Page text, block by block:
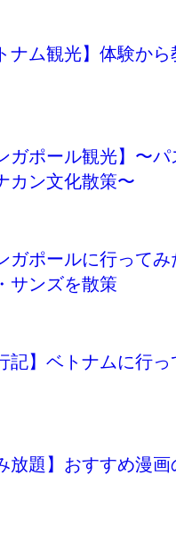
ナム観光】体験か
ガポール観光】〜
カン文化散策〜
ガポールに行って
サンズを散策
記】ベトナムに行っ
放題】おすすめ漫